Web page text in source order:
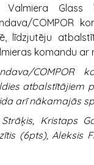
Valmiera Glass
COMPOR
līdzjutēju
komandu ar
COMPOR
atbalstītājiem
arī nākamajās
Kristaps
(6pts), Aleksis